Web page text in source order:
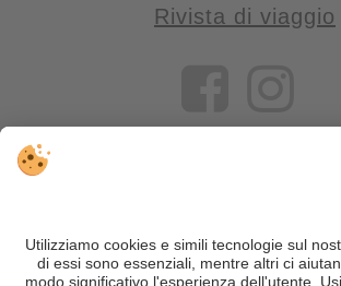
Rivista di viaggio
VIVOSüdtirol è il portale di viaggio per chi
Trentino Alto Adige davvero – con consigli